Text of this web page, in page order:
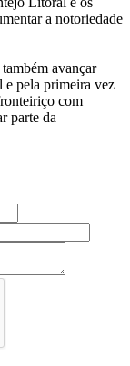
a notoriedade
avançar
e pela primeira vez
com
parte da